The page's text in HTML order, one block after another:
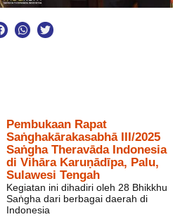
Pembukaan Rapat
Saṅghakārakasabhā III/2025
Saṅgha Theravāda Indonesia
di Vihāra Karuṇādīpa, Palu,
Sulawesi Tengah
Kegiatan ini dihadiri oleh 28 Bhikkhu
Saṅgha dari berbagai daerah di
Indonesia